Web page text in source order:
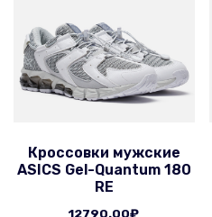
Кроссовки мужские
ASICS Gel-Quantum 180
RE
12790.00₽